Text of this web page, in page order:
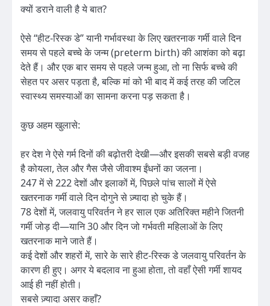
क्यों डराने वाली है ये बात?
ऐसे “हीट-रिस्क डे” यानी गर्भावस्था के लिए खतरनाक गर्मी वाले दिन
समय से पहले बच्चे के जन्म (preterm birth) की आशंका को बढ़ा
देते हैं। और एक बार समय से पहले जन्म हुआ, तो ना सिर्फ बच्चे की
सेहत पर असर पड़ता है, बल्कि मां को भी बाद में कई तरह की जटिल
स्वास्थ्य समस्याओं का सामना करना पड़ सकता है।
कुछ अहम खुलासे:
हर देश ने ऐसे गर्म दिनों की बढ़ोतरी देखी—और इसकी सबसे बड़ी वजह
है कोयला, तेल और गैस जैसे जीवाश्म ईंधनों का जलना।
247 में से 222 देशों और इलाकों में, पिछले पांच सालों में ऐसे
खतरनाक गर्मी वाले दिन दोगुने से ज़्यादा हो चुके हैं।
78 देशों में, जलवायु परिवर्तन ने हर साल एक अतिरिक्त महीने जितनी
गर्मी जोड़ दी—यानि 30 और दिन जो गर्भवती महिलाओं के लिए
खतरनाक माने जाते हैं।
कई देशों और शहरों में, सारे के सारे हीट-रिस्क डे जलवायु परिवर्तन के
कारण ही हुए। अगर ये बदलाव ना हुआ होता, तो वहाँ ऐसी गर्मी शायद
आई ही नहीं होती।
सबसे ज़्यादा असर कहाँ?